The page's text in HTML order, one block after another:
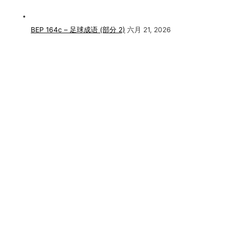
BEP 164c – 足球成语 (部分 2) 六月 21, 2026